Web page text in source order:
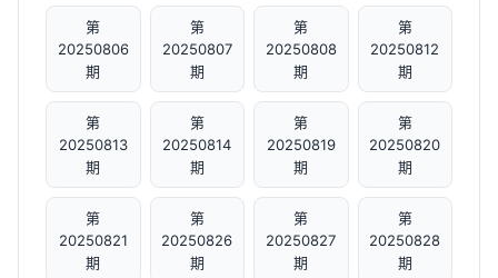
第
20250806
期
第
20250807
期
第
20250808
期
第
20250812
期
第
20250813
期
第
20250814
期
第
20250819
期
第
20250820
期
第
20250821
期
第
20250826
期
第
20250827
期
第
20250828
期